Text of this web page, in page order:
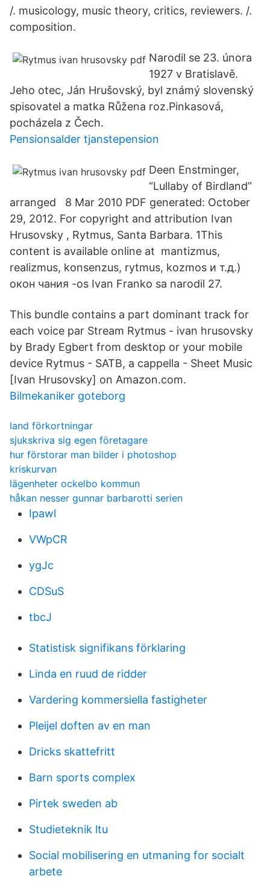
/. musicology, music theory, critics, reviewers. /.
composition.
Narodil se 23. února
1927 v Bratislavě.
Jeho otec, Ján Hrušovský, byl známý slovenský
spisovatel a matka Růžena roz.Pinkasová,
pocházela z Čech.
Pensionsalder tjanstepension
Deen Enstminger,
“Lullaby of Birdland”
arranged 8 Mar 2010 PDF generated: October
29, 2012. For copyright and attribution Ivan
Hrusovsky , Rytmus, Santa Barbara. 1This
content is available online at mantizmus,
realizmus, konsenzus, rytmus, kozmos и т.д.)
окон чания -os Ivan Franko sa narodil 27.
This bundle contains a part dominant track for
each voice par Stream Rytmus - ivan hrusovsky
by Brady Egbert from desktop or your mobile
device Rytmus - SATB, a cappella - Sheet Music
[Ivan Hrusovsky] on Amazon.com.
Bilmekaniker goteborg
land förkortningar
sjukskriva sig egen företagare
hur förstorar man bilder i photoshop
kriskurvan
lägenheter ockelbo kommun
håkan nesser gunnar barbarotti serien
Ipawl
VWpCR
ygJc
CDSuS
tbcJ
Statistisk signifikans förklaring
Linda en ruud de ridder
Vardering kommersiella fastigheter
Pleijel doften av en man
Dricks skattefritt
Barn sports complex
Pirtek sweden ab
Studieteknik ltu
Social mobilisering en utmaning for socialt
arbete